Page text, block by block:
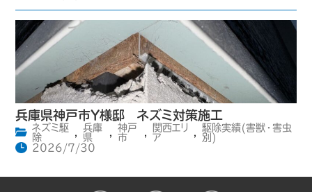
兵庫県神戸市Y様邸 ネズミ対策施工
ネズミ駆
除
兵庫
県
神戸
市
関西エリ
ア
駆除実績(害獣・害虫
別)
2026/7/30